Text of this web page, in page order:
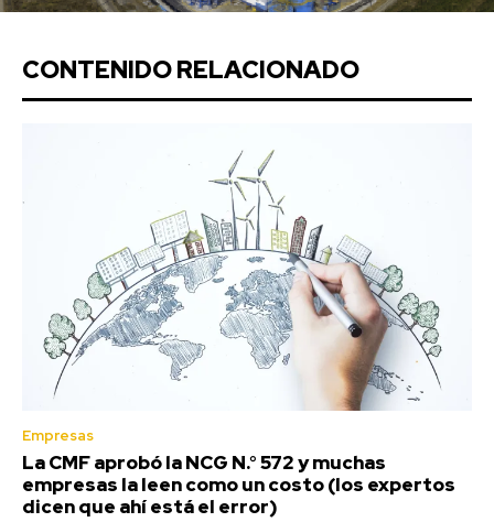
CONTENIDO RELACIONADO
Empresas
La CMF aprobó la NCG N.° 572 y muchas
empresas la leen como un costo (los expertos
dicen que ahí está el error)